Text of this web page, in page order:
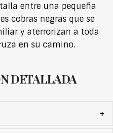
entre una pequeña
cobras negras que se
y aterrorizan a toda
en su camino.
DETALLADA
+